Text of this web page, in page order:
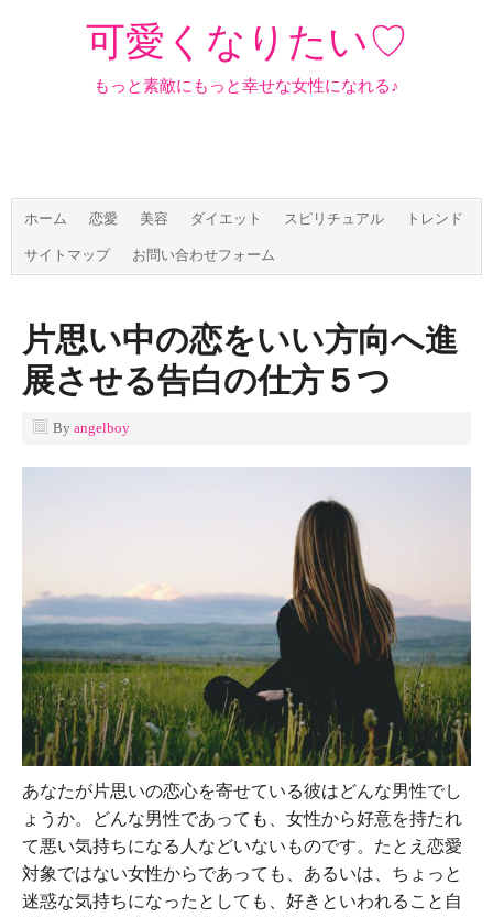
可愛くなりたい♡
もっと素敵にもっと幸せな女性になれる♪
ホーム 恋愛 美容 ダイエット スピリチュアル トレンド
サイトマップ お問い合わせフォーム
片思い中の恋をいい方向へ進
展させる告白の仕方５つ
By angelboy
あなたが片思いの恋心を寄せている彼はどんな男性でし
ょうか。どんな男性であっても、女性から好意を持たれ
て悪い気持ちになる人などいないものです。たとえ恋愛
対象ではない女性からであっても、あるいは、ちょっと
迷惑な気持ちになったとしても、好きといわれること自